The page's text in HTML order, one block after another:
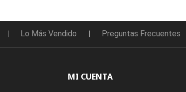
Lo Más Vendido Preguntas Frecuentes
MI CUENTA